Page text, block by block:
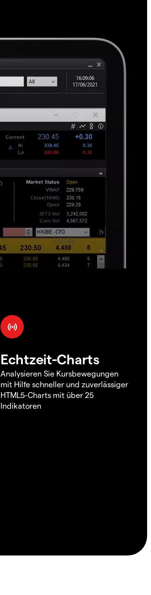
Echtzeit-Charts
Analysieren Sie Kursbewegungen
mit Hilfe schneller und zuverlässiger
HTML5-Charts mit über 25
Indikatoren